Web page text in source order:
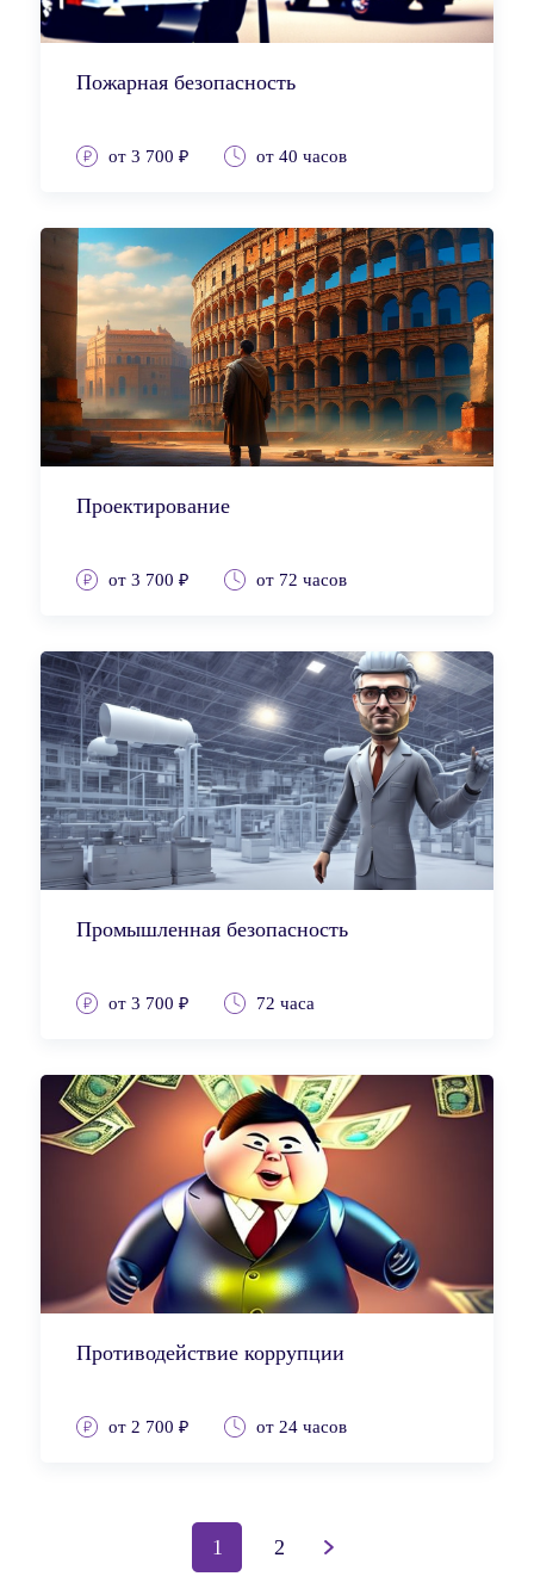
Пожарная безопасность
от 3 700 ₽ от 40 часов
Проектирование
от 3 700 ₽ от 72 часов
Промышленная безопасность
от 3 700 ₽ 72 часа
Противодействие коррупции
от 2 700 ₽ от 24 часов
1 2